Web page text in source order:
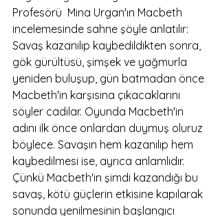
Profesörü  Mina Urgan'ın Macbeth
incelemesinde sahne şöyle anlatılır:
Savaş kazanılıp kaybedildikten sonra,
gök gürültüsü, şimşek ve yağmurla
yeniden buluşup, gün batmadan önce
Macbeth'in karşısına çıkacaklarını
söyler cadılar. Oyunda Macbeth'in
adını ilk önce onlardan duymuş oluruz
böylece. Savaşın hem kazanılıp hem
kaybedilmesi ise, ayrıca anlamlıdır.
Çünkü Macbeth'in şimdi kazandığı bu
savaş, kötü güçlerin etkisine kapılarak
sonunda yenilmesinin başlangıcı